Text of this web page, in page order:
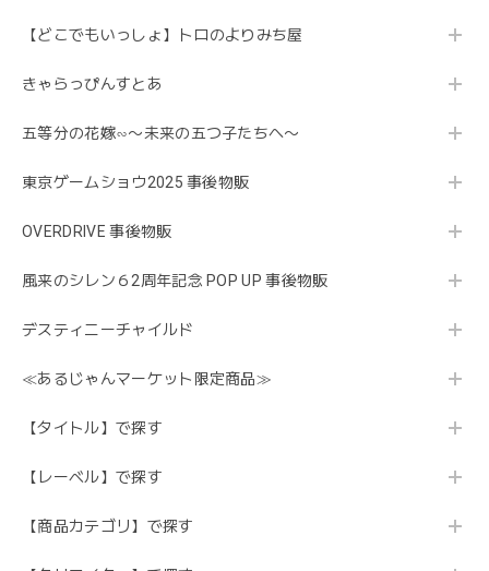
【どこでもいっしょ】トロのよりみち屋
きゃらっぴんすとあ
五等分の花嫁∽〜未来の五つ子たちへ〜
東京ゲームショウ2025 事後物販
OVERDRIVE 事後物販
風来のシレン６2周年記念 POP UP 事後物販
デスティニーチャイルド
≪あるじゃんマーケット限定商品≫
【タイトル】で探す
【レーベル】で探す
【商品カテゴリ】で探す